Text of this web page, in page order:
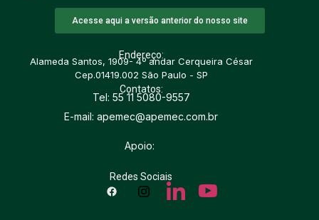
Acesse aqui a versão anterior do nosso site
Endereço:
Alameda Santos, 1909- 4º andar Cerqueira César
Cep.01419.002 São Paulo - SP
Contatos:
Tel: 55 11 5080-9557
E-mail: apemec@apemec.com.br
Apoio:
Redes Sociais